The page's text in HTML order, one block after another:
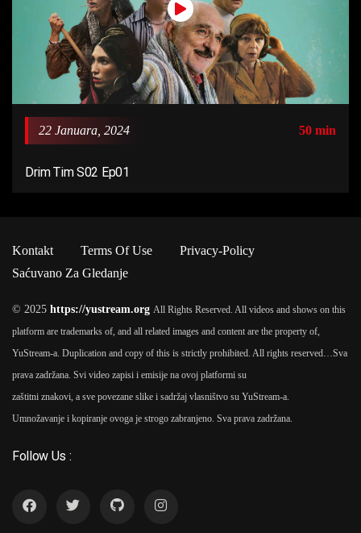
22 Januara, 2024 50 min
Drim Tim S02 Ep01
Kontakt Terms Of Use
Privacy-Policy
Saćuvano Za Gledanje
© 2025 https://yustream.org All Rights Reserved. All videos and shows on this
platform are trademarks of, and all related images and content are the property of,
YuStream-a. Duplication and copy of this is strictly prohibited. All rights reserved… Sva
prava zadržana. Svi video zapisi i emisije na ovoj platformi su
zaštitni znakovi, a sve povezane slike i sadržaj vlasništvo su YuStream-a.
Umnožavanje i kopiranje ovoga je strogo zabranjeno. Sva prava zadržana.
Follow Us :